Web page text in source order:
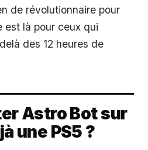
de révolutionnaire pour
est là pour ceux qui
des 12 heures de
Astro Bot sur
une PS5 ?